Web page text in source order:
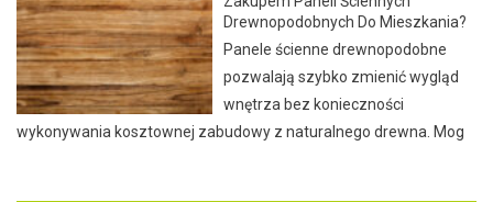
Drewnopodobnych Do Mieszkania?
Panele ścienne drewnopodobne
pozwalają szybko zmienić wygląd
wnętrza bez konieczności
wykonywania kosztownej zabudowy z naturalnego drewna. Mog